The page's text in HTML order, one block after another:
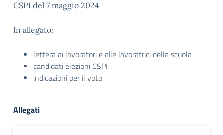
CSPI del 7 maggio 2024
In allegato:
lettera ai lavoratori e alle lavoratrici della scuola
candidati elezioni CSPI
indicazioni per il voto
Allegati